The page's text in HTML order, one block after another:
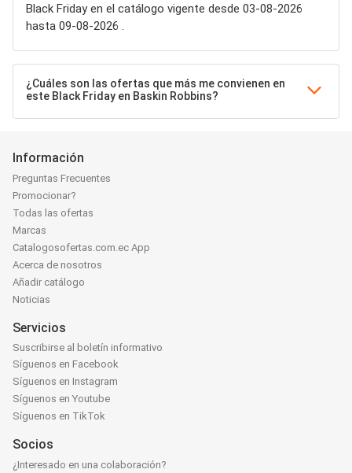
Black Friday en el catálogo vigente desde 03-08-2026
hasta 09-08-2026 .
¿Cuáles son las ofertas que más me convienen en
este Black Friday en Baskin Robbins?
Información
Preguntas Frecuentes
Promocionar?
Todas las ofertas
Marcas
Catalogosofertas.com.ec App
Acerca de nosotros
Añadir catálogo
Noticias
Servicios
Suscribirse al boletín informativo
Síguenos en Facebook
Síguenos en Instagram
Síguenos en Youtube
Síguenos en TikTok
Socios
¿Interesado en una colaboración?